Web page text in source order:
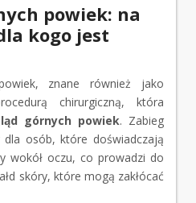
powiek: na
kogo jest
znane również jako
chirurgiczną, która
górnych powiek. Zabieg
osób, które doświadczają
wokół oczu, co prowadzi do
skóry, które mogą zakłócać